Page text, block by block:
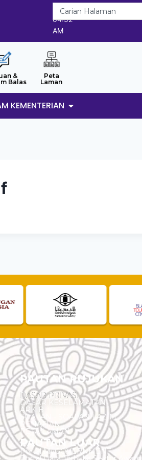
8/8/2026
04:52
AM
&
Balas
Peta
Laman
KEMENTERIAN
PAUTAN RUJUKAN
DASAR PRIVASI
DASAR KESELAMATAN
ARKIB
SOALAN - SOALAN LAZIM
PENAFIAN
PETA LAMAN
PAUTAN LUAR
Portal MyGOVERNMENT